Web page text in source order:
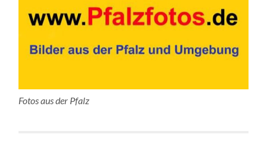
Fotos aus der Pfalz